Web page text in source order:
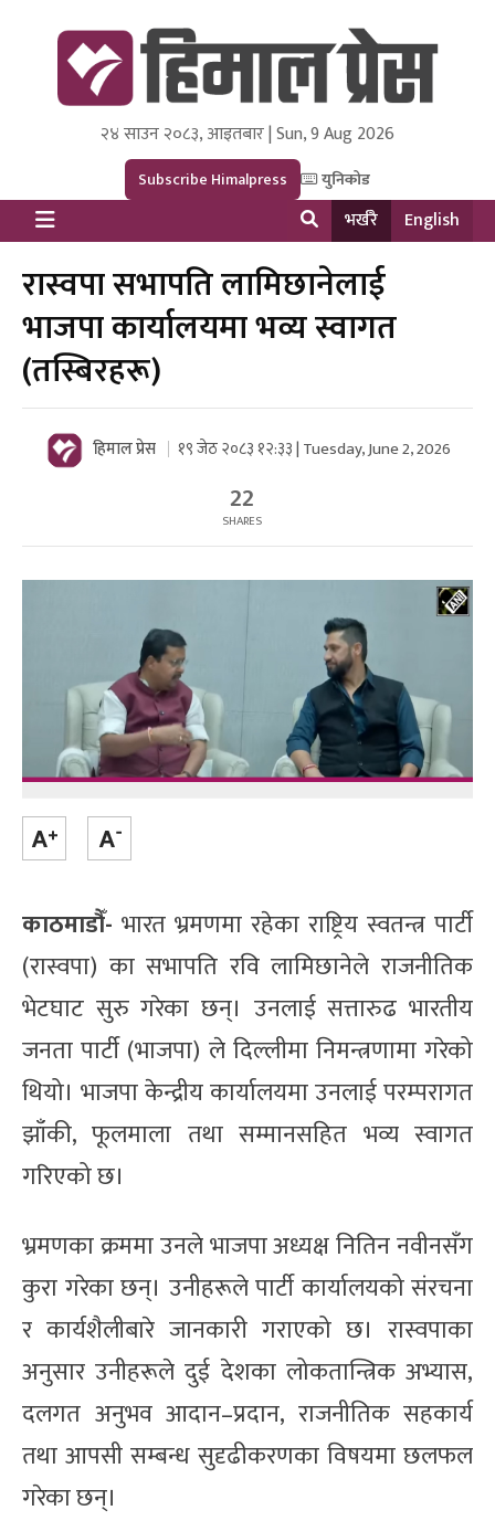
Himal Press
Dot NewsyNepal Media and Research Pvt Ltd.
२४ साउन २०८३, आइतबार | Sun, 9 Aug 2026
Subscribe Himalpress युनिकोड
भर्खरै English
रास्वपा सभापति लामिछानेलाई
भाजपा कार्यालयमा भव्य स्वागत
(तस्बिरहरू)
हिमाल प्रेस १९ जेठ २०८३ १२:३३ | Tuesday, June 2, 2026
22
SHARES
काठमाडौँ- भारत भ्रमणमा रहेका राष्ट्रिय स्वतन्त्र पार्टी
(रास्वपा) का सभापति रवि लामिछानेले राजनीतिक
भेटघाट सुरु गरेका छन्। उनलाई सत्तारुढ भारतीय
जनता पार्टी (भाजपा) ले दिल्लीमा निमन्त्रणामा गरेको
थियो। भाजपा केन्द्रीय कार्यालयमा उनलाई परम्परागत
झाँकी, फूलमाला तथा सम्मानसहित भव्य स्वागत
गरिएको छ।
भ्रमणका क्रममा उनले भाजपा अध्यक्ष नितिन नवीनसँग
कुरा गरेका छन्। उनीहरूले पार्टी कार्यालयको संरचना
र कार्यशैलीबारे जानकारी गराएको छ। रास्वपाका
अनुसार उनीहरूले दुई देशका लोकतान्त्रिक अभ्यास,
दलगत अनुभव आदान–प्रदान, राजनीतिक सहकार्य
तथा आपसी सम्बन्ध सुदृढीकरणका विषयमा छलफल
गरेका छन्।